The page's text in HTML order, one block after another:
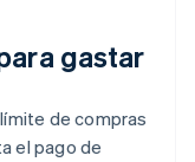
gastar
de compras
el pago de